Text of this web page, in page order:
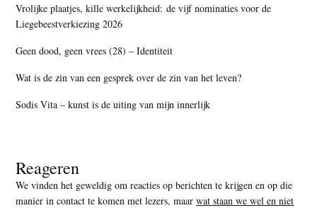
Vrolijke plaatjes, kille werkelijkheid: de vijf nominaties voor de
Liegebeestverkiezing 2026
Geen dood, geen vrees (28) – Identiteit
Wat is de zin van een gesprek over de zin van het leven?
Sodis Vita – kunst is de uiting van mijn innerlijk
Reageren
We vinden het geweldig om reacties op berichten te krijgen en op die
manier in contact te komen met lezers, maarwat staan we wel en niet